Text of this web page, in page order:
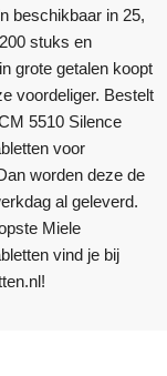
beschikbaar in 25,
stuks en
grote getalen koopt
voordeliger. Bestelt
5510 Silence
voor
worden deze de
al geleverd.
Miele
vind je bij